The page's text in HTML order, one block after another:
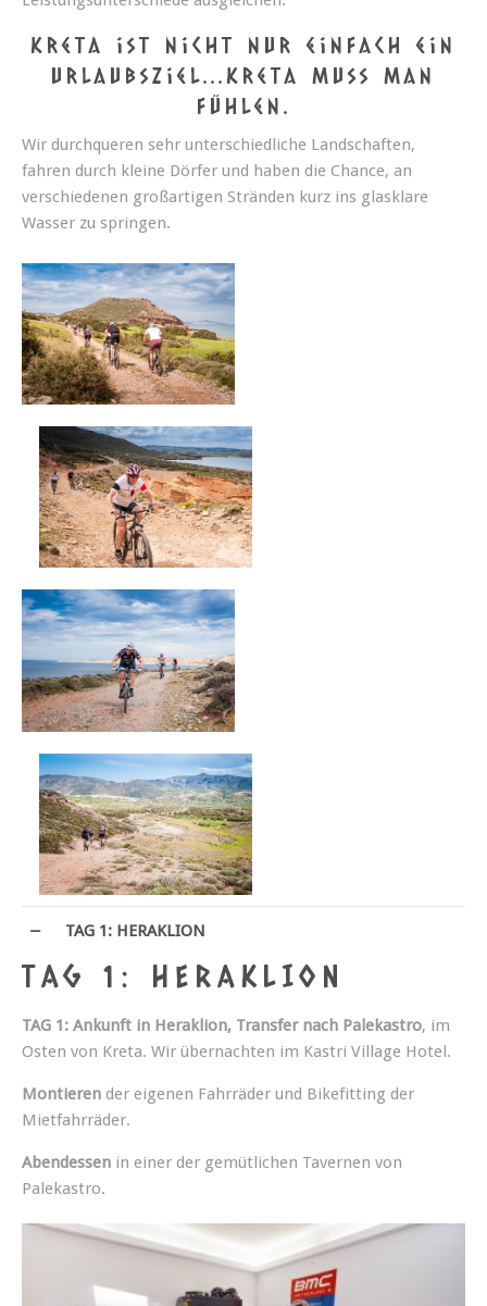
Kreta ist nicht nur einfach ein
Urlaubsziel...Kreta muss man
fühlen.
Wir durchqueren sehr unterschiedliche Landschaften,
fahren durch kleine Dörfer und haben die Chance, an
verschiedenen großartigen Stränden kurz ins glasklare
Wasser zu springen.
TAG 1: HERAKLION
TAG 1: HERAKLION
TAG 1: Ankunft in Heraklion, Transfer nach Palekastro, im
Osten von Kreta. Wir übernachten im Kastri Village Hotel.
Montieren der eigenen Fahrräder und Bikefitting der
Mietfahrräder.
Abendessen in einer der gemütlichen Tavernen von
Palekastro.